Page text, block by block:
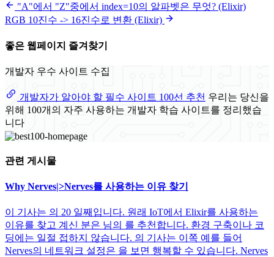
"A"에서 "Z"중에서 index=10의 알파벳은 무엇? (Elixir)
RGB 10진수 -> 16진수로 변환 (Elixir)
좋은 웹페이지 즐겨찾기
개발자 우수 사이트 수집
개발자가 알아야 할 필수 사이트 100선 추천 우리는 당신을
위해 100개의 자주 사용하는 개발자 학습 사이트를 정리했습
니다
관련 게시물
Why Nerves|>Nerves를 사용하는 이유 찾기
이 기사는 의 20 일째입니다. 원래 IoT에서 Elixir를 사용하는
이유를 찾고 계신 분은 님의 를 추천합니다. 환경 구축이나 코
딩에는 일절 접하지 않습니다. 의 기사는 이쪽 예를 들어
Nerves의 네트워크 설정은 을 보면 행복할 수 있습니다. Nerves